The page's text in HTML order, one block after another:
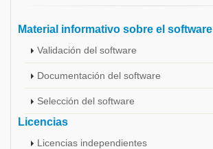
Material informativo sobre el software
Validación del software
Documentación del software
Selección del software
Licencias
Licencias independientes